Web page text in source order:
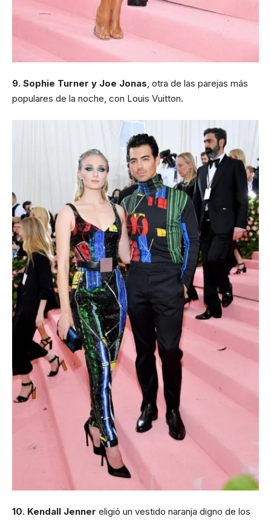
9. Sophie Turner y Joe Jonas, otra de las parejas más
populares de la noche, con Louis Vuitton.
10. Kendall Jenner eligió un vestido naranja digno de los